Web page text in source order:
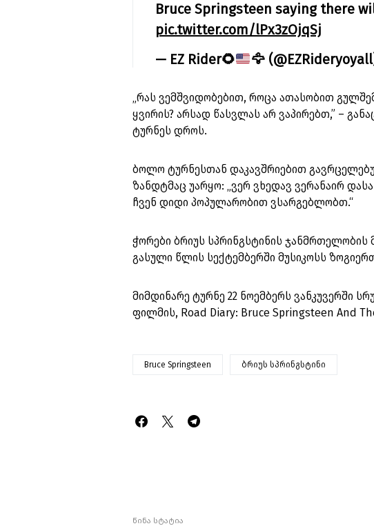
Bruce Springsteen saying there
pic.twitter.com/lPx3zOjqSj
— EZ Rider🌻 🦅
„რას ვემშვიდობებით, როცა ათასობით
ყვირის? არსად წასვლას არ ვაპირებთ,” –
ტურნეს დროს.
ბოლო ტურნესთან დაკავშრიებით
ზანდტმაც უარყო: „ვერ ვხედავ ვერანაირ
ჩვენ დიდი პოპულარობით ვსარგებლობთ.“
ჭორები ბრიუს სპრინგსტინის ჯანმრთელობის
გასული წლის სექტემბერში მუსიკოსს
მიმდინარე ტურნე 22 ნოემბერს ვანკუვერში
ფილმის, Road Diary: Bruce Springsteen And
Bruce Springsteen ბრიუს სპრინგსტინი
წინა სტატია